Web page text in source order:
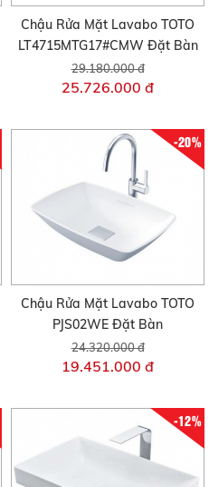
Chậu Rửa Mặt Lavabo TOTO
LT4715MTG17#CMW Đặt Bàn
29.180.000 đ
25.726.000 đ
-20%
Chậu Rửa Mặt Lavabo TOTO
PJS02WE Đặt Bàn
24.320.000 đ
19.451.000 đ
-12%